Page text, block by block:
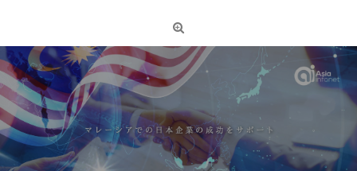
1
ニュース
労務サービス
プライバシーポリシー及び著作権について
お問合せ